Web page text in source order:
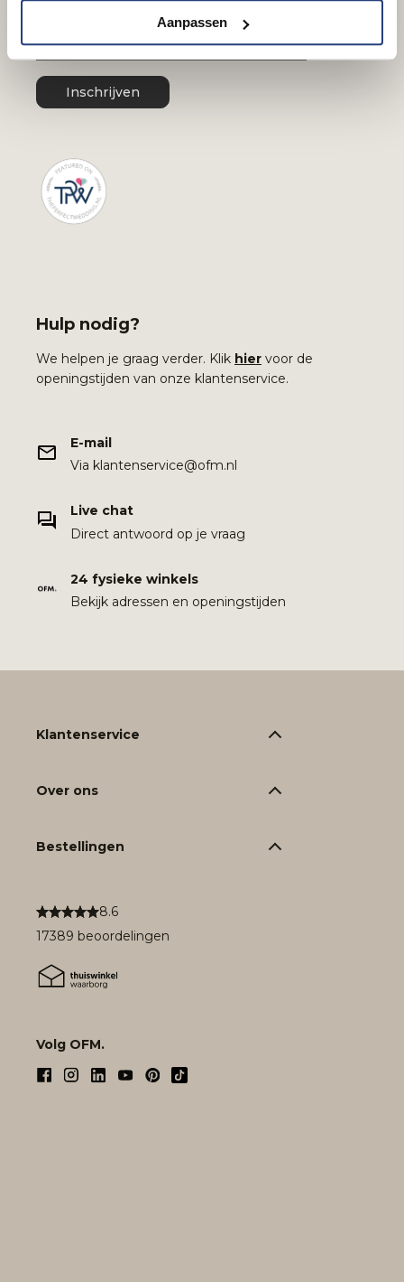
Aanpassen
Email
Inschrijven
Hulp nodig?
We helpen je graag verder. Klik hier voor de
openingstijden van onze klantenservice.
E-mail
Via klantenservice@ofm.nl
Live chat
Direct antwoord op je vraag
24 fysieke winkels
Bekijk adressen en openingstijden
8.6
17389 beoordelingen
Volg OFM.
Klantenservice
Over ons
Bestellingen